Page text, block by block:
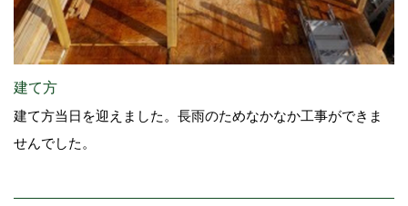
建て方
建て方当日を迎えました。長雨のためなかなか工事ができま
せんでした。